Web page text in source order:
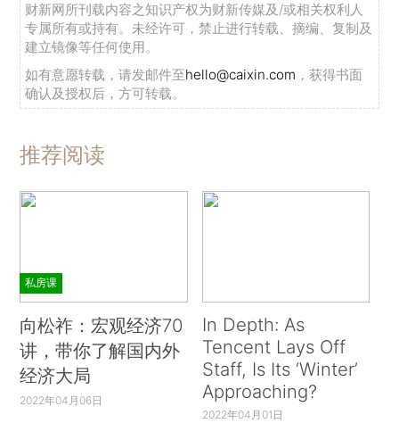
财新网所刊载内容之知识产权为财新传媒及/或相关权利人
专属所有或持有。未经许可，禁止进行转载、摘编、复制及
建立镜像等任何使用。
如有意愿转载，请发邮件至hello@caixin.com ，获得书面
确认及授权后，方可转载。
推荐阅读
私房课
向松祚：宏观经济70
讲，带你了解国内外
经济大局
2022年04月06日
In Depth: As
Tencent Lays Off
Staff, Is Its ‘Winter’
Approaching?
2022年04月01日